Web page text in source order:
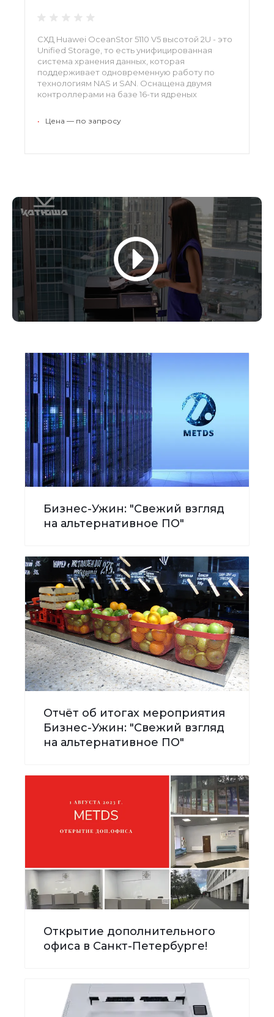
СХД Huawei OceanStor 5110 V5 высотой 2U - это
Unified Storage, то есть унифицированная
система хранения данных, которая
поддерживает одновременную работу по
технологиям NAS и SAN. Оснащена двумя
контроллерами на базе 16-ти ядреных
• Цена — по запросу
Бизнес-Ужин: "Свежий взгляд
на альтернативное ПО"
Отчёт об итогах мероприятия
Бизнес-Ужин: "Свежий взгляд
на альтернативное ПО"
Открытие дополнительного
офиса в Санкт-Петербурге!